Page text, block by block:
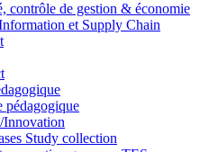
contrôle de gestion & économie
et Supply Chain
pédagogique
Innovation
Study collection